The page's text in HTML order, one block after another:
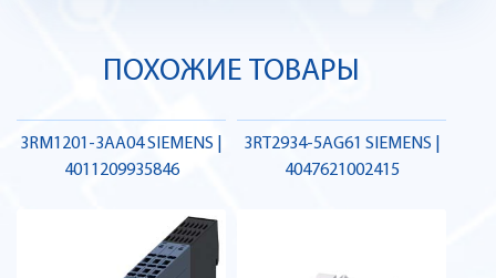
ПОХОЖИЕ ТОВАРЫ
3RM1201-3AA04 SIEMENS |
4011209935846
3RT2934-5AG61 SIEMENS |
4047621002415